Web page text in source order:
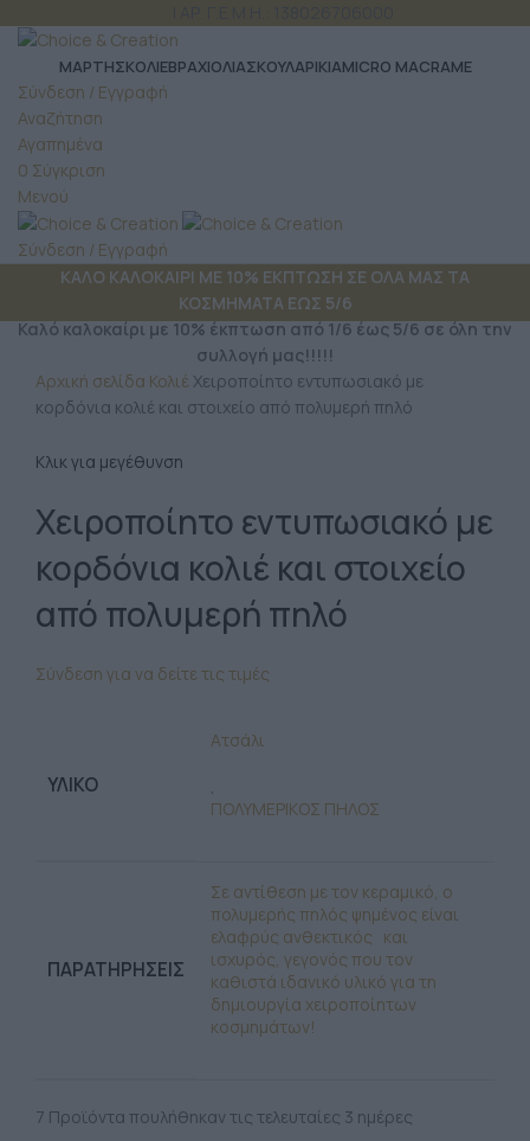
ΜΆΡΤΗΣΚΟΛΙΕΒΡΑΧΙΟΛΙΑΣΚΟΥΛΑΡΙΚΙΑMICRO MACRAME
Σύνδεση / Εγγραφή
Αναζήτηση
Αγαπημένα
0 Σύγκριση
Μενού
Σύνδεση / Εγγραφή
ΚΑΛΟ ΚΑΛΟΚΑΙΡΙ ΜΕ 10% ΕΚΠΤΩΣΗ ΣΕ ΟΛΑ ΜΑΣ ΤΑ
ΚΟΣΜΗΜΑΤΑ ΕΩΣ 5/6
Καλό καλοκαίρι με 10% έκπτωση από 1/6 έως 5/6 σε όλη την
συλλογή μας!!!!!
Αρχική σελίδα Κολιέ Χειροποίητο εντυπωσιακό με
κορδόνια κολιέ και στοιχείο από πολυμερή πηλό
Κλικ για μεγέθυνση
Χειροποίητο εντυπωσιακό με
κορδόνια κολιέ και στοιχείο
από πολυμερή πηλό
Σύνδεση για να δείτε τις τιμές
ΥΛΙΚΌ
Ατσάλι
ΠΟΛΥΜΕΡΙΚΟΣ ΠΗΛΟΣ
ΠΑΡΑΤΗΡΉΣΕΙΣ
Σε αντίθεση με τον κεραμικό, ο
πολυμερής πηλός ψημένος είναι
ελαφρύς ανθεκτικός και
ισχυρός, γεγονός που τον
καθιστά ιδανικό υλικό για τη
δημιουργία χειροποίητων
κοσμημάτων!
7 Προϊόντα πουλήθηκαν τις τελευταίες 3 ημέρες